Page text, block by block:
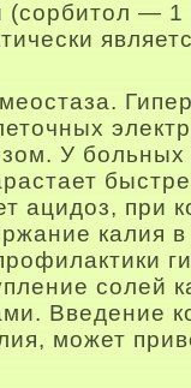
(сорбитол — 1
У
ацидоз, при
калия в
солей
Введение
может